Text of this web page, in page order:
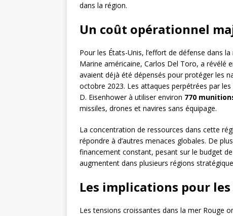
dans la région.
Un coût opérationnel
Pour les États-Unis, l’effort de défense dans
Marine américaine, Carlos Del Toro, a révélé
avaient déjà été dépensés pour protéger les
octobre 2023. Les attaques perpétrées par
D. Eisenhower à utiliser environ 770
missiles, drones et navires sans équipage.
La concentration de ressources dans cette
répondre à d’autres menaces globales. De
financement constant, pesant sur le budget
augmentent dans plusieurs régions
Les implications pour
Les tensions croissantes dans la mer Rouge